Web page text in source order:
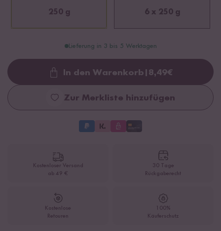
250 g 6 x 250 g
Lieferung in 3 bis 5 Werktagen
Loading...
In den Warenkorb 8,49€
Zur Merkliste hinzufügen
Kostenloser Versand
ab 49 €
30 Tage
Rückgaberecht
Kostenlose
Retouren
100%
Käuferschutz